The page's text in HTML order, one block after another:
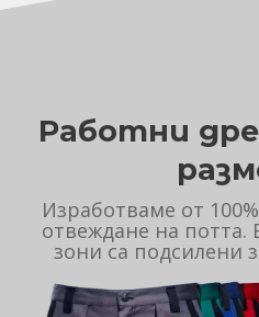
Работни
Изработваме от
отвеждане на потта.
зони са подсилени